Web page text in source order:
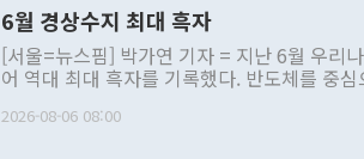
주의적 희망에 근거한 비현실적 구상'이라는
관의 대북 정책 관련 발언이 물의를 빚은 적은
관 부처 장관이 공개적으로 부정적 입장을 표
관의 무리한 대북 접근법과 월권을 제어해야
다. [정동영 통일부 장관이 지난달 23일 오후 서울 종로구 정부서울청사에
6월 경상수지 최대 흑자
[서울=뉴스핌] 박가연 기자 = 지난 6월 우리
어 역대 최대 흑자를 기록했다. 반도체를 중
료=한국은행] 한국은행이 6일 발표한 '2026년 6월 국제수지(잠정)'에 따르
2026-08-06 08:00